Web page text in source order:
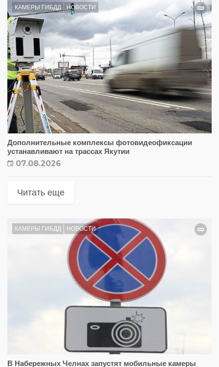
КАМЕРЫ ГИБДД НОВОСТИ
Дополнительные комплексы фотовидеофиксации
устанавливают на трассах Якутии
07.08.2026
Читать еще
КАМЕРЫ ГИБДД НОВОСТИ
В Набережных Челнах запустят мобильные камеры